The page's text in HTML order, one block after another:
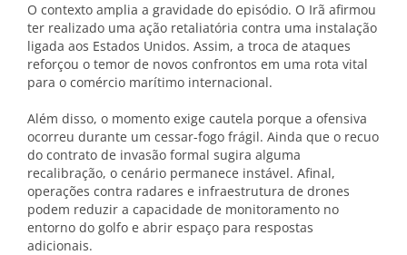
O contexto amplia a gravidade do episódio. O Irã afirmou
ter realizado uma ação retaliatória contra uma instalação
ligada aos Estados Unidos. Assim, a troca de ataques
reforçou o temor de novos confrontos em uma rota vital
para o comércio marítimo internacional.
Além disso, o momento exige cautela porque a ofensiva
ocorreu durante um cessar-fogo frágil. Ainda que o recuo
do contrato de invasão formal sugira alguma
recalibração, o cenário permanece instável. Afinal,
operações contra radares e infraestrutura de drones
podem reduzir a capacidade de monitoramento no
entorno do golfo e abrir espaço para respostas
adicionais.